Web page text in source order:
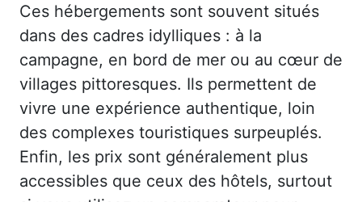
Ces hébergements sont souvent situés
dans des cadres idylliques : à la
campagne, en bord de mer ou au cœur de
villages pittoresques. Ils permettent de
vivre une expérience authentique, loin
des complexes touristiques surpeuplés.
Enfin, les prix sont généralement plus
accessibles que ceux des hôtels, surtout